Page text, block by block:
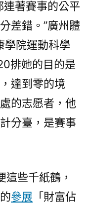
連著賽事的公平
差錯。”廣州體
學院運動科學
排她的目的是
達到零的境
的志愿者，他
分臺，是賽事
些千紙鶴，
參展 「財富佔